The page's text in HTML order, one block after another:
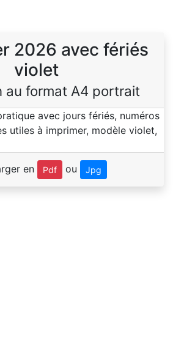
2026 avec fériés
violet
au format A4 portrait
en Pdf ou Jpg